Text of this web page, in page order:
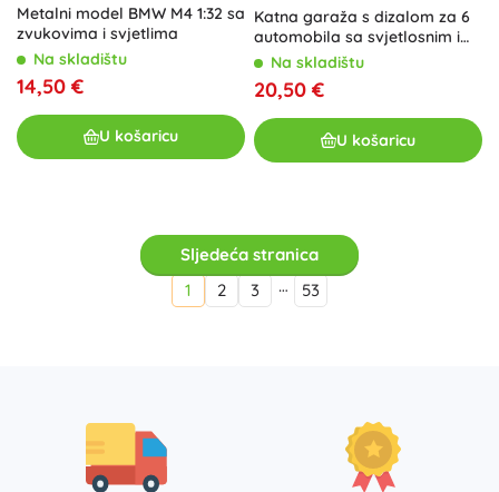
Metalni model BMW M4 1:32 sa
zvukovima i svjetlima
Na skladištu
14,50 €
U košaricu
Katna garaža s dizalom za 6
automobila sa svjetlosnim i
zvučnim efektima
Na skladištu
20,50 €
U košaricu
Sljedeća stranica
1
2 3 … 53